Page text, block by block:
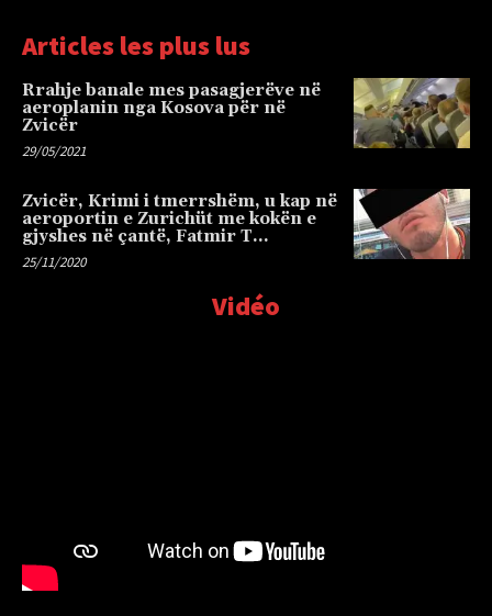
Articles les plus lus
Rrahje banale mes pasagjerëve në
aeroplanin nga Kosova për në
Zvicër
29/05/2021
Zvicër, Krimi i tmerrshëm, u kap në
aeroportin e Zurichüt me kokën e
gjyshes në çantë, Fatmir T…
25/11/2020
Vidéo